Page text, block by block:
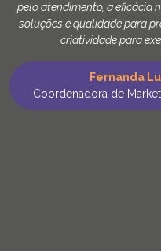
pelo atendimento, a eficácia
soluções e qualidade para
criatividade para
Fernanda
Coordenadora de